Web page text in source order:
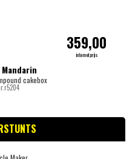
cakebox
359,00
internetprijs